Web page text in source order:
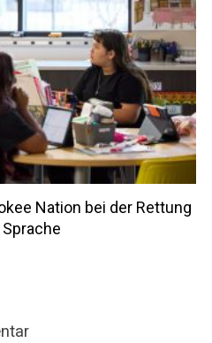
Nation bei der Rettung